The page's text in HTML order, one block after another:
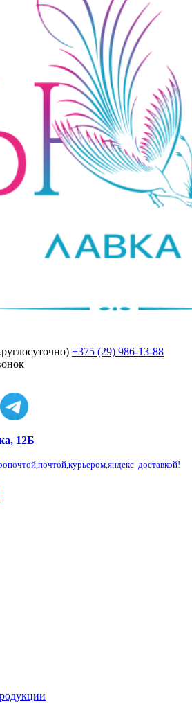
+375 (29) 986-13-88
12Б
почтой,курьером,яндекс доставкой!